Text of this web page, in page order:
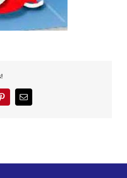
PinterestCorreo
electrónico